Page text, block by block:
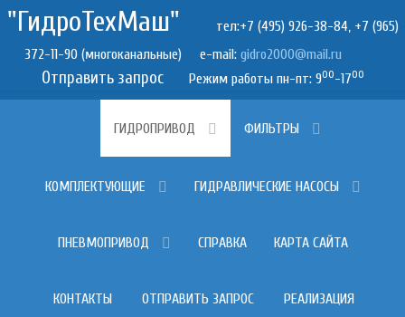
"ГидроТехМаш" тел:+7 (495) 926-38-84, +7 (965)
372-11-90 (многоканальные) e-mail:
Отправить запросРежим работы пн-пт: 900-1700
ГИДРОПРИВОД ФИЛЬТРЫ
КОМПЛЕКТУЮЩИЕ ГИДРАВЛИЧЕСКИЕ НАСОСЫ
ПНЕВМОПРИВОД СПРАВКА КАРТА САЙТА
КОНТАКТЫ ОТПРАВИТЬ ЗАПРОС РЕАЛИЗАЦИЯ